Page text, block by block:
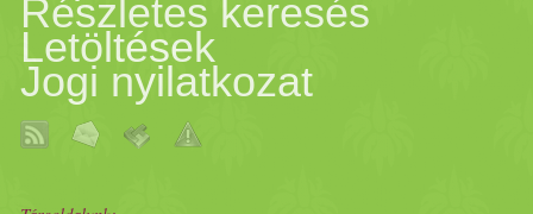
Részletes keresés
Letöltések
Jogi nyilatkozat